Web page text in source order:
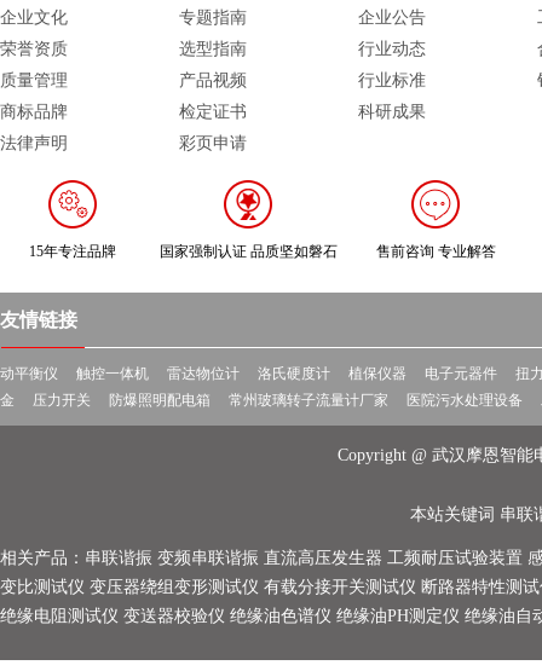
企业文化
荣誉资质
质量管理
商标品牌
法律声明
专题指南
选型指南
产品视频
检定证书
彩页申请
企业公告
行业动态
行业标准
科研成果
15年专注品牌 国家强制认证 品质坚如磐石 售前咨询 专业解答
友情链接
动平衡仪 触控一体机 雷达物位计 洛氏硬度计 植保仪器 电子元器件
扭
金
压力开关 防爆照明配电箱 常州玻璃转子流量计厂家 医院污水处理设备
Copyright @ 武汉摩恩智
本站关键词 串联
相关产品： 串联谐振 变频串联谐振 直流高压发生器 工频耐压试验装置
变比测试仪 变压器绕组变形测试仪 有载分接开关测试仪 断路器特性测
绝缘电阻测试仪 变送器校验仪 绝缘油色谱仪 绝缘油PH测定仪 绝缘油自